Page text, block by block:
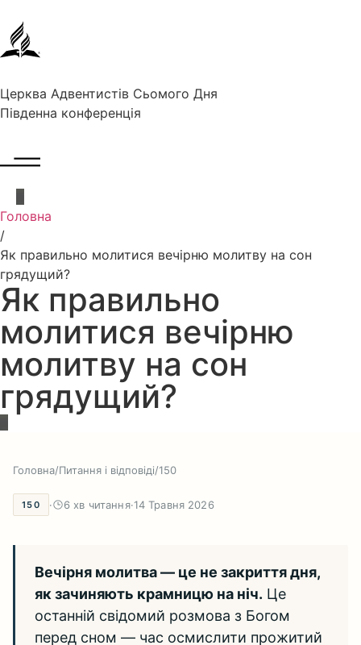
Церква Адвентистів Сьомого Дня
Південна конференція
Головна
/
Як правильно молитися вечірню молитву на сон
грядущий?
Як правильно
молитися вечірню
молитву на сон
грядущий?
Головна/Питання і відповіді/150
150 · 6 хв читання·14 Травня 2026
Вечірня молитва — це не закриття дня,
як зачиняють крамницю на ніч. Це
останній свідомий розмова з Богом
перед сном — час осмислити прожитий